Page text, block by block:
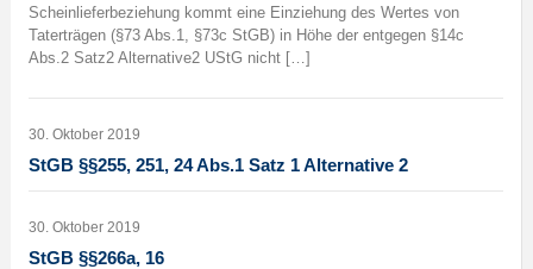
Scheinlieferbeziehung kommt eine Einziehung des Wertes von
Taterträgen (§73 Abs.1, §73c StGB) in Höhe der entgegen §14c
Abs.2 Satz2 Alternative2 UStG nicht […]
30. Oktober 2019
StGB §§255, 251, 24 Abs.1 Satz 1 Alternative 2
30. Oktober 2019
StGB §§266a, 16